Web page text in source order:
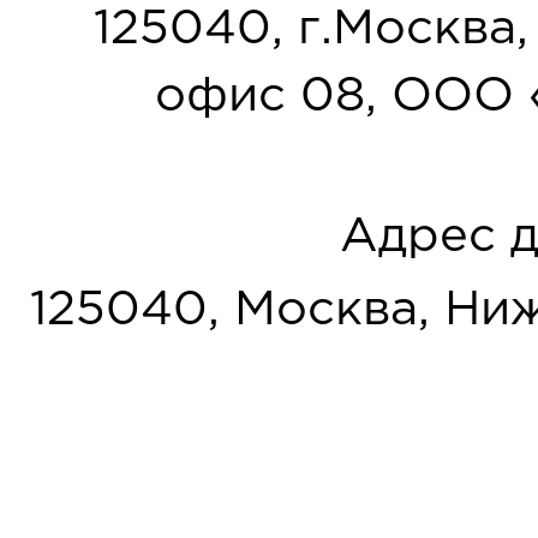
125040, г.Москва,
офис 08, ООО
Адрес
125040, Москва,